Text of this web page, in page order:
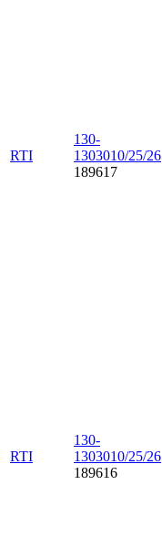
RTI
130-
1303010/25/26
189617
RTI
130-
1303010/25/26
189616